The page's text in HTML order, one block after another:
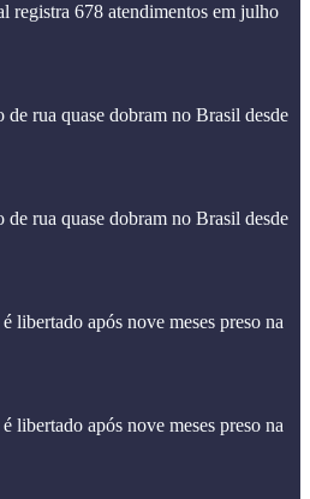
registra 678 atendimentos em julho
de rua quase dobram no Brasil desde
de rua quase dobram no Brasil desde
libertado após nove meses preso na
libertado após nove meses preso na